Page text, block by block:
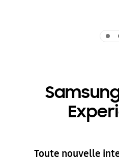
Toute nouvelle